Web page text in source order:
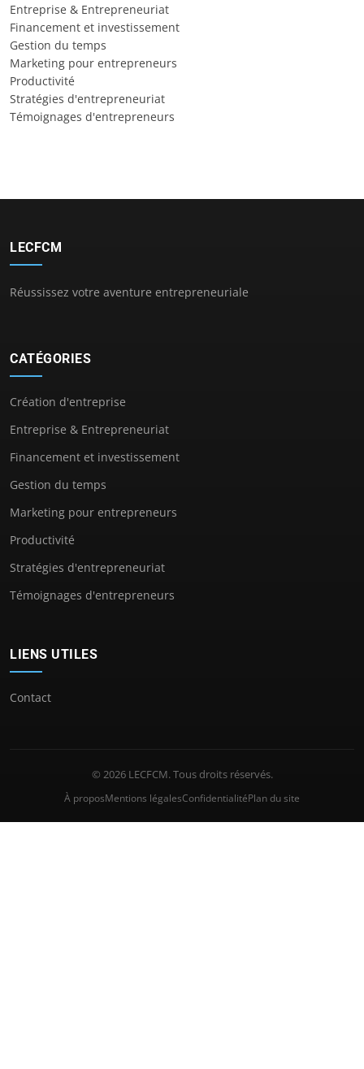
Entreprise & Entrepreneuriat
Financement et investissement
Gestion du temps
Marketing pour entrepreneurs
Productivité
Stratégies d'entrepreneuriat
Témoignages d'entrepreneurs
LECFCM
Réussissez votre aventure entrepreneuriale
CATÉGORIES
Création d'entreprise
Entreprise & Entrepreneuriat
Financement et investissement
Gestion du temps
Marketing pour entrepreneurs
Productivité
Stratégies d'entrepreneuriat
Témoignages d'entrepreneurs
LIENS UTILES
Contact
© 2026 LECFCM. Tous droits réservés.
À proposMentions légalesConfidentialitéPlan du site